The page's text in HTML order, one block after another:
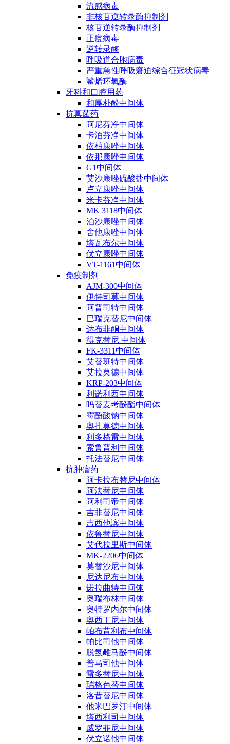
流感病毒
非核苷逆转录酶抑制剂
核苷逆转录酶抑制剂
正痘病毒
逆转录酶
呼吸道合胞病毒
严重急性呼吸窘迫综合征冠状病毒
鲨烯环氧酶
牙科和口腔用药
和厚朴酚中间体
抗真菌药
阿尼芬净中间体
卡泊芬净中间体
依柏康唑中间体
依那康唑中间体
G1中间体
艾沙康唑硫酸盐中间体
卢立康唑中间体
米卡芬净中间体
MK 3118中间体
泊沙康唑中间体
舍他康唑中间体
塔瓦布尔中间体
伏立康唑中间体
VT-1161中间体
免疫制剂
AJM-300中间体
伊特司莫中间体
阿普司特中间体
巴瑞克替尼中间体
达布非酮中间体
得克替尼 中间体
FK-3311中间体
艾替班特中间体
艾拉莫德中间体
KRP-203中间体
利诺利西中间体
吗替麦考酚酯中间体
霉酚酸钠中间体
奥扎莫德中间体
利多格雷中间体
索鲁普利中间体
托法替尼中间体
抗肿瘤药
阿卡拉布替尼中间体
阿法替尼中间体
阿利司帝中间体
吉非替尼中间体
吉西他滨中间体
依鲁替尼中间体
艾代拉里斯中间体
MK-2206中间体
莫替沙尼中间体
尼达尼布中间体
诺拉曲特中间体
奥瑞布林中间体
奥特罗内尔中间体
奥西丁尼中间体
帕布昔利布中间体
帕比司他中间体
脱氢雌马酚中间体
普马司他中间体
雷多替尼中间体
瑞格色替中间体
洛昔替尼中间体
他米巴罗汀中间体
塔西利司中间体
威罗菲尼中间体
伏立诺他中间体